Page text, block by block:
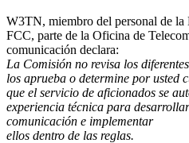
W3TN, miembro del personal de
FCC, parte de la Oficina de
comunicación declara:
La Comisión no revisa los
los aprueba o determine por usted
que el servicio de aficionados se
experiencia técnica para
comunicación e implementar
ellos dentro de las reglas.